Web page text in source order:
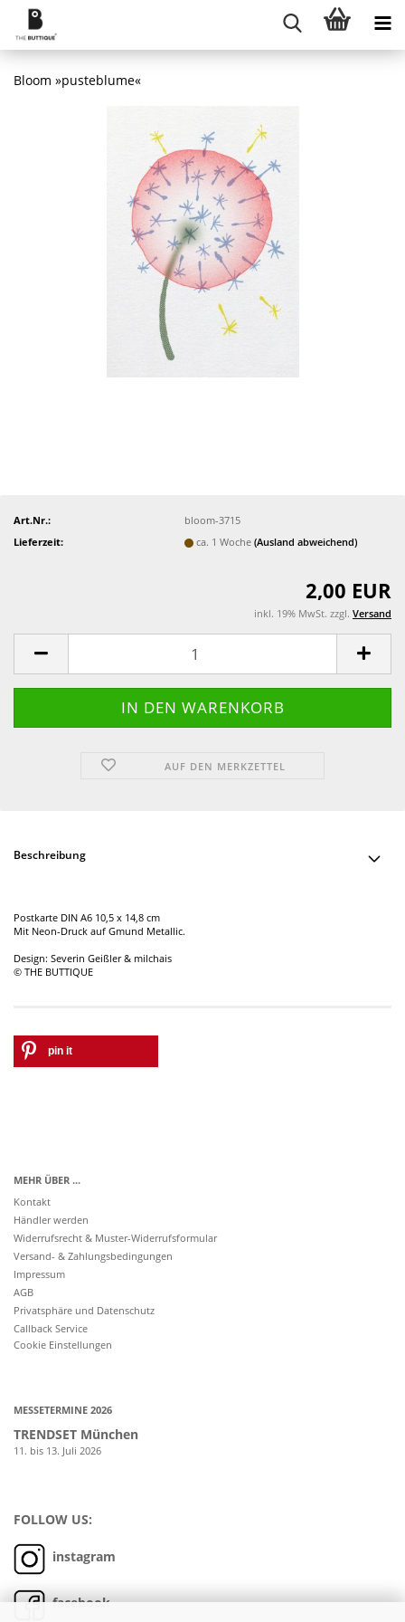
Bloom »pusteblume«
Art.Nr.:
bloom-3715
Lieferzeit:
ca. 1 Woche(Ausland abweichend)
2,00 EUR
inkl. 19% MwSt. zzgl. Versand
AUF DEN MERKZETTEL
Beschreibung
Postkarte DIN A6 10,5 x 14,8 cm
Mit Neon-Druck auf Gmund Metallic.
Design: Severin Geißler & milchais
© THE BUTTIQUE
pin it
MEHR ÜBER ...
Kontakt
Händler werden
Widerrufsrecht & Muster-Widerrufsformular
Versand- & Zahlungsbedingungen
Impressum
AGB
Privatsphäre und Datenschutz
Callback Service
Cookie Einstellungen
MESSETERMINE 2026
TRENDSET München
11. bis 13. Juli 2026
FOLLOW US:
instagram
facebook